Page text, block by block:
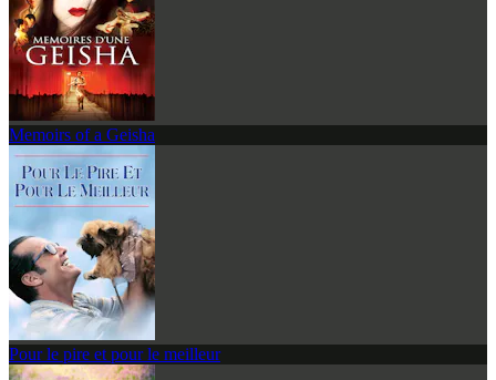
Memoirs of a Geisha
Pour le pire et pour le meilleur